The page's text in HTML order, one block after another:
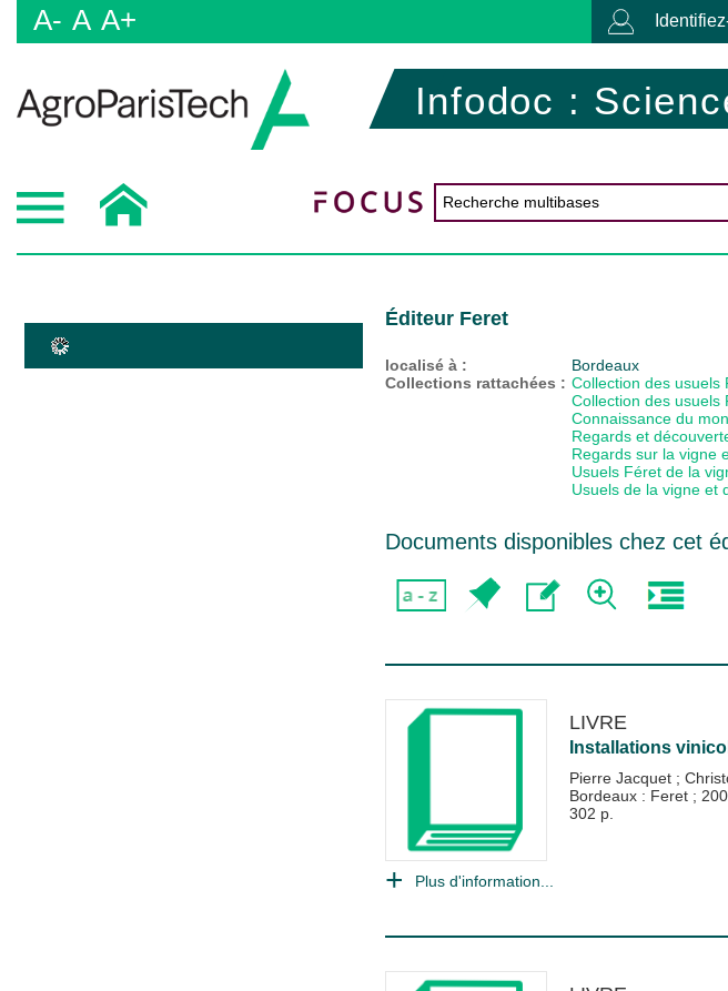
A- A A+
Infodoc :
Éditeur Feret
localisé à :
Bordeaux
Collections rattachées : Collection des usuels
Collection des usuels
Connaissance du
Regards et
Regards sur la vigne
Usuels Féret de la
Usuels de la vigne et
Documents disponibles chez cet
LIVRE
Installations
Pierre Jacquet ;
Bordeaux : Feret ;
302 p.
Plus d'information...